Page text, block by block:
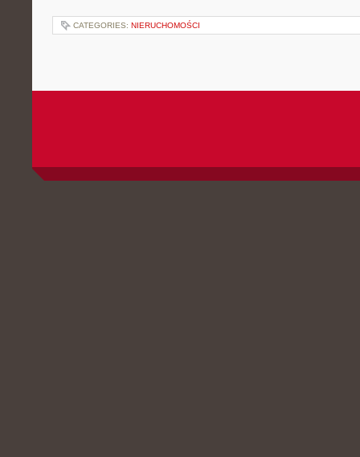
CATEGORIES: NIERUCHOMOŚCI